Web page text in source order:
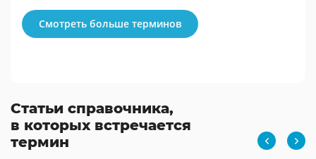
Смотреть больше терминов
Статьи справочника,
в которых встречается
термин